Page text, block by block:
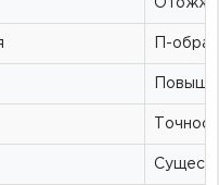
П-